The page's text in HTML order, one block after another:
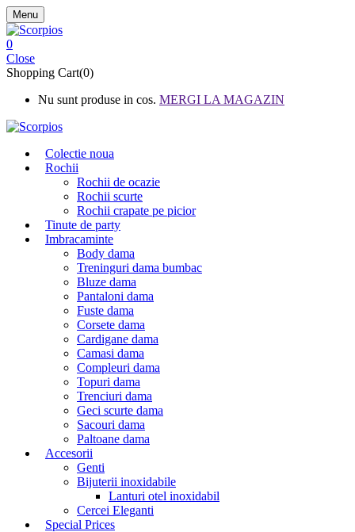
Menu
0
Close
Shopping Cart(0)
Nu sunt produse in cos. MERGI LA MAGAZIN
Colectie noua
Rochii
Rochii de ocazie
Rochii scurte
Rochii crapate pe picior
Tinute de party
Imbracaminte
Body dama
Treninguri dama bumbac
Bluze dama
Pantaloni dama
Fuste dama
Corsete dama
Cardigane dama
Camasi dama
Compleuri dama
Topuri dama
Trenciuri dama
Geci scurte dama
Sacouri dama
Paltoane dama
Accesorii
Genti
Bijuterii inoxidabile
Lanturi otel inoxidabil
Cercei Eleganti
Special Prices